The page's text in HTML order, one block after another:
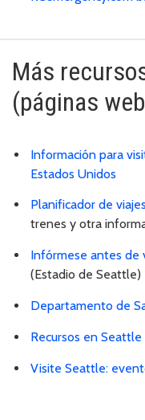
Más
(páginas
Información para
Estados Unidos
Planificador de
trenes y otra
Infórmese antes de
(Estadio de Seattle)
Departamento de
Recursos en
Visite Seattle: